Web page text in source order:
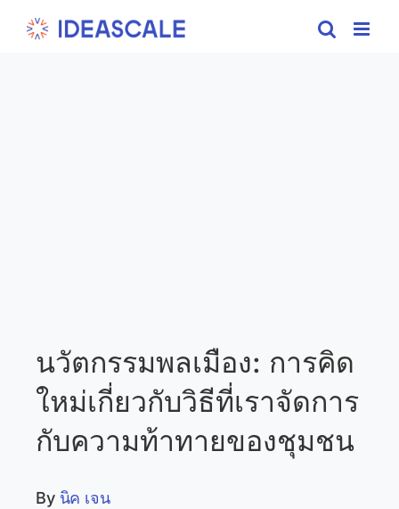
นวัตกรรมพลเมือง: การคิด
ใหม่เกี่ยวกับวิธีที่เราจัดการ
กับความท้าทายของชุมชน
By นิค เจน